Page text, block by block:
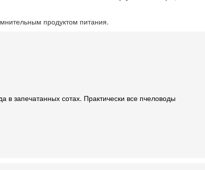
продуктом питания.
в запечатанных сотах. Практически все пчеловоды